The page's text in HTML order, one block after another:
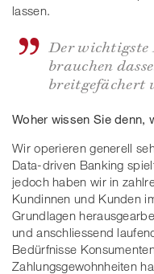
lassen.
Der
brauchen
breitgefächert
Woher wissen Sie denn,
Wir operieren generell
Data-driven Banking
jedoch haben wir in
Kundinnen und Kunden
Grundlagen
und anschliessend
Bedürfnisse
Zahlungsgewohnheiten